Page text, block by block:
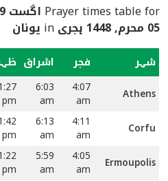
Prayer times table for اگست 9, 2026
05 محرم, 1448 ہجری in یونان
شہر فجر اشراق
Athens
4:07
am
6:03
am
1:27
pm
Corfu
4:11
am
6:13
am
1:42
pm
Ermoupolis
4:05
am
5:59
am
1:22
pm